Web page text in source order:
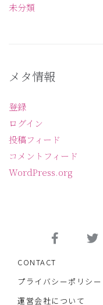
未分類
メタ情報
登録
ログイン
投稿フィード
コメントフィード
WordPress.org
CONTACT
プライバシーポリシー
運営会社について